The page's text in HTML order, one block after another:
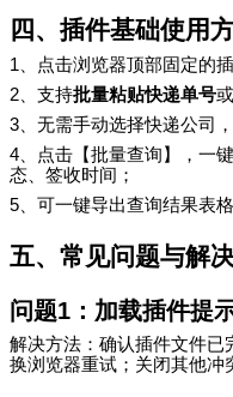
四、插件基础使用
1 、点击浏览器顶部固定的
2 、支持批量粘贴快递单号或
3 、无需手动选择快递公司
4 、点击【批量查询】，一
态、签收时间；
5 、可一键导出查询结果表格
五、常见问题与解
问题1 ：加载插件提
解决方法：确认插件文件已
换浏览器重试；关闭其他冲